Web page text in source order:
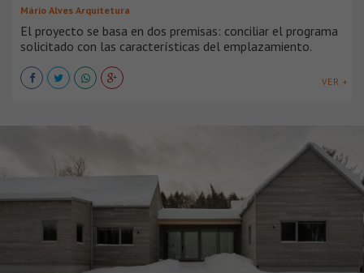
Mário Alves Arquitetura
El proyecto se basa en dos premisas: conciliar el programa
solicitado con las características del emplazamiento.
VER +